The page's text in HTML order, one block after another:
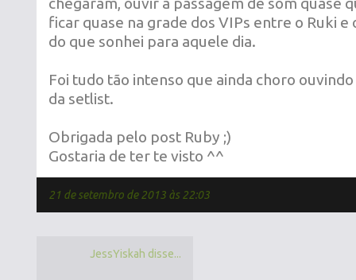
ficar quase na grade dos VIPs entre o Ruki e
do que sonhei para aquele dia.
Foi tudo tão intenso que ainda choro
da setlist.
Obrigada pelo post Ruby ;)
Gostaria de ter te visto ^^
21 de setembro de 2013 às 22:03
JessYiskah disse...